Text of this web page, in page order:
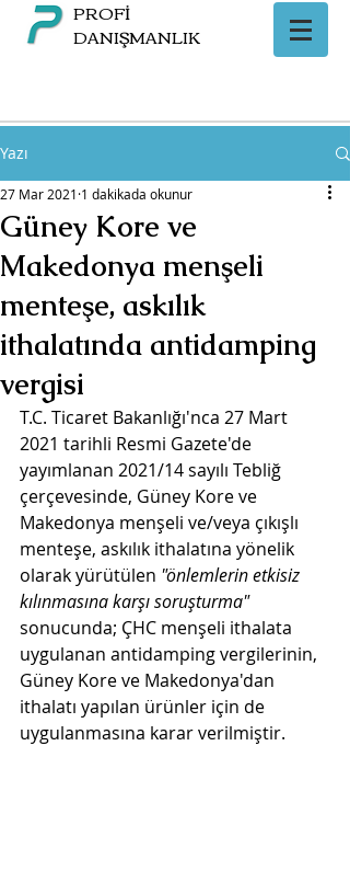
PROFİ
DANIŞMANLIK
Yazı
Güney Kore ve
Makedonya menşeli
menteşe, askılık
ithalatında antidamping
vergisi
27 Mar 2021 1 dakikada okunur
T.C. Ticaret Bakanlığı'nca 27 Mart
2021 tarihli Resmi Gazete'de
yayımlanan 2021/14 sayılı Tebliğ
çerçevesinde, Güney Kore ve
Makedonya menşeli ve/veya çıkışlı
menteşe, askılık ithalatına yönelik
olarak yürütülen "önlemlerin etkisiz
kılınmasına karşı soruşturma"
sonucunda; ÇHC menşeli ithalata
uygulanan antidamping vergilerinin,
Güney Kore ve Makedonya'dan
ithalatı yapılan ürünler için de
uygulanmasına karar verilmiştir.